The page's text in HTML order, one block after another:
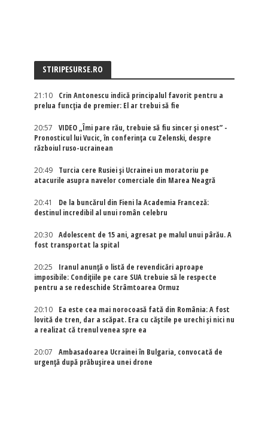
STIRIPESURSE.RO
21:10
Crin Antonescu indică principalul favorit pentru a
prelua funcția de premier: El ar trebui să fie
20:57
VIDEO „Îmi pare rău, trebuie să fiu sincer și onest” -
Pronosticul lui Vucic, în conferința cu Zelenski, despre
războiul ruso-ucrainean
20:49
Turcia cere Rusiei și Ucrainei un moratoriu pe
atacurile asupra navelor comerciale din Marea Neagră
20:41
De la buncărul din Fieni la Academia Franceză:
destinul incredibil al unui român celebru
20:30
Adolescent de 15 ani, agresat pe malul unui pârău. A
fost transportat la spital
20:25
Iranul anunță o listă de revendicări aproape
imposibile: Condițiile pe care SUA trebuie să le respecte
pentru a se redeschide Strâmtoarea Ormuz
20:10
Ea este cea mai norocoasă fată din România: A fost
lovită de tren, dar a scăpat. Era cu căștile pe urechi și nici nu
a realizat că trenul venea spre ea
20:07
Ambasadoarea Ucrainei în Bulgaria, convocată de
urgență după prăbușirea unei drone